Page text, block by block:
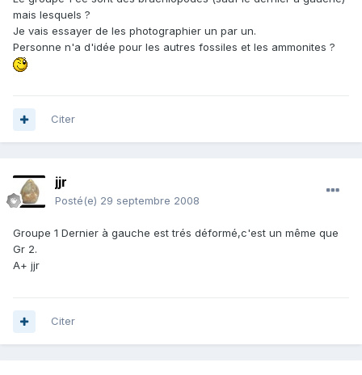
mais lesquels ?
Je vais essayer de les photographier un par un.
Personne n'a d'idée pour les autres fossiles et les ammonites ?
Citer
jjr
Posté(e) 29 septembre 2008
Groupe 1 Dernier à gauche est trés déformé,c'est un même que
Gr 2.
A+ jjr
Citer